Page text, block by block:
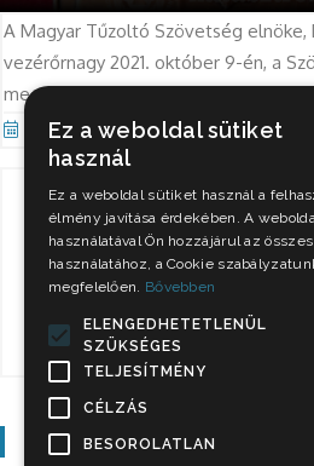
A Magyar Tűzoltó Szövetség
vezérőrnagy 2021. október 9-én, a
megtartott ünnepségén
Okt 12, 2021
Keresés
Szavazás
Ez a weboldal sütiket
használ
Ez a weboldal sütiket használ a
élmény javítása érdekében. A
használatával Ön hozzájárul az
használatához, a Cookie
megfelelően. Bővebben
ELENGEDHETETLENÜL
SZÜKSÉGES
TELJESÍTMÉNY
CÉLZÁS
BESOROLATLAN